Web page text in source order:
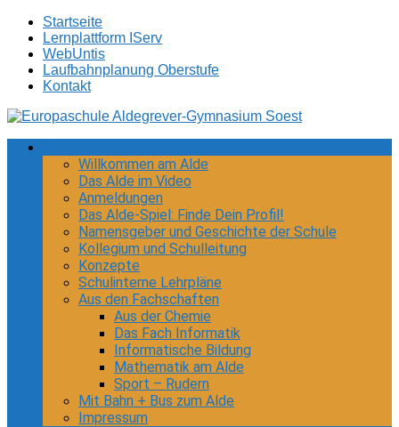
Zum
Inhalt
springen
Startseite
Lernplattform IServ
WebUntis
Laufbahnplanung Oberstufe
Kontakt
Europaschule Aldegrever-Gymnasium Soest
Optionaler bilingualer Zweig
Willkommen am Alde
Das Alde im Video
Anmeldungen
Das Alde-Spiel: Finde Dein Profil!
Namensgeber und Geschichte der Schule
Kollegium und Schulleitung
Konzepte
Schulinterne Lehrpläne
Aus den Fachschaften
Aus der Chemie
Das Fach Informatik
Informatische Bildung
Mathematik am Alde
Sport – Rudern
Mit Bahn + Bus zum Alde
Impressum